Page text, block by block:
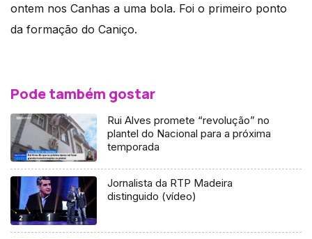
ontem nos Canhas a uma bola. Foi o primeiro ponto
da formação do Caniço.
Pode também gostar
Rui Alves promete “revolução” no
plantel do Nacional para a próxima
temporada
Jornalista da RTP Madeira
distinguido (vídeo)